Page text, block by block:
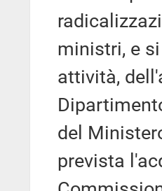
ministri, e
attività,
del
prevista